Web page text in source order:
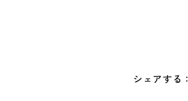
シェアする：